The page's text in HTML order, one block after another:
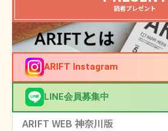
読者プレゼント
ARIFT Instagram
LINE会員募集中
ARIFT WEB 神奈川版